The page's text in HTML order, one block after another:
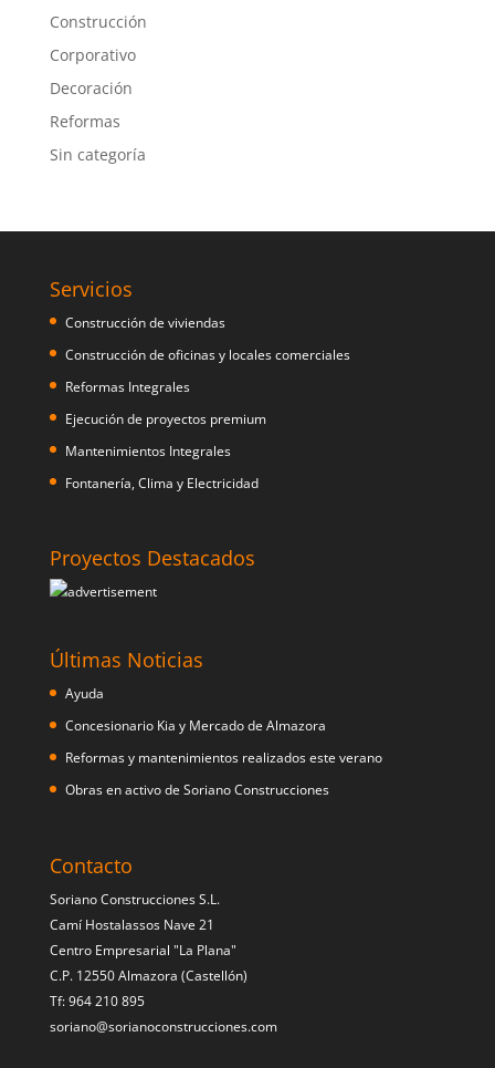
Construcción
Corporativo
Decoración
Reformas
Sin categoría
Servicios
Construcción de viviendas
Construcción de oficinas y locales comerciales
Reformas Integrales
Ejecución de proyectos premium
Mantenimientos Integrales
Fontanería, Clima y Electricidad
Proyectos Destacados
Últimas Noticias
Ayuda
Concesionario Kia y Mercado de Almazora
Reformas y mantenimientos realizados este verano
Obras en activo de Soriano Construcciones
Contacto
Soriano Construcciones S.L.
Camí Hostalassos Nave 21
Centro Empresarial "La Plana"
C.P. 12550 Almazora (Castellón)
Tf: 964 210 895
soriano@sorianoconstrucciones.com